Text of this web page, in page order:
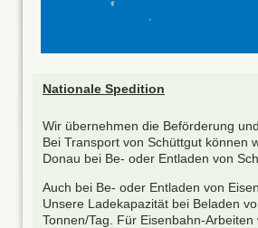
Nationale Spedition
Wir übernehmen die Beförderung
Bei Transport von Schüttgut können
Donau bei Be- oder Entladen von
Auch bei Be- oder Entladen von
Unsere Ladekapazität bei Beladen
Tonnen/Tag. Für Eisenbahn-